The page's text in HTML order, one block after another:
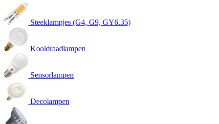
Steeklampjes (G4, G9, GY6.35)
Kooldraadlampen
Sensorlampen
Decolampen